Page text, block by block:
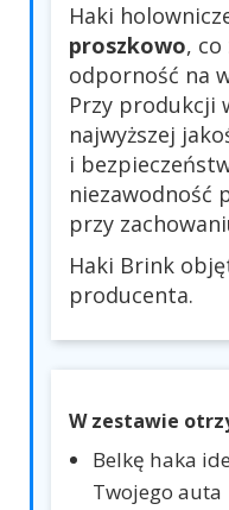
Haki
proszkowo, co
odporność na
Przy produkcji
najwyższej
i
niezawodność
przy
Haki Brink
producenta.
W zestawie
Belkę haka
Twojego auta